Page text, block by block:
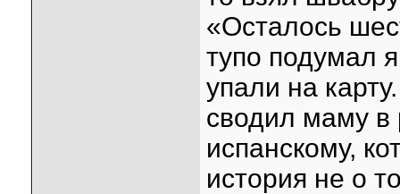
«Осталось
тупо подумал
упали на
сводил маму в
испанскому,
история не о